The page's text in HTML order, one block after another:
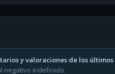
y valoraciones de los últimos
negativo indefinido.